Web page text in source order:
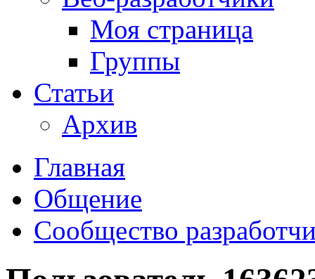
Моя страница
Группы
Статьи
Архив
Главная
Общение
Сообщество